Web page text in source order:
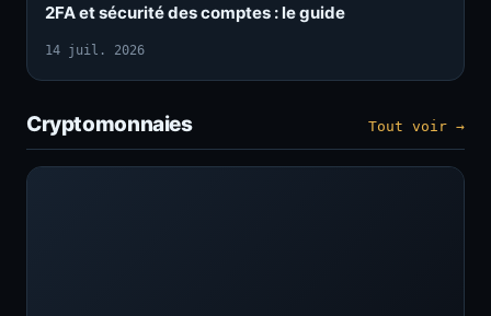
2FA et sécurité des comptes : le guide
14 juil. 2026
Cryptomonnaies Tout voir →